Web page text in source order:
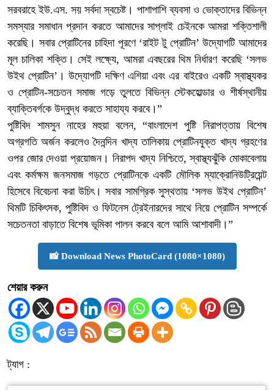
সরবরাহে ইউ.এস. সয় সর্বদা স্বচেষ্ট। পাশাপাশি ব্যবসা ও ভোক্তাদের বিভিন্ন
সমস্যার সমাধান প্রদান করতে আমাদের সাপ্লাই চেইনকে আমরা শক্তিশালী
করেছি। সবার প্রোটিনের চাহিদা পূরণে ‘রাইট টু প্রোটিন’ উদ্যোগটি আমাদের
মূল চালিকা শক্তি। সেই লক্ষ্যে, আমরা এবছরের থিম নির্ধারণ করেছি ‘সলভ
উইথ প্রোটিন’। উদ্যোগটি দক্ষিণ এশিয়া এবং এর বাইরেও একটি স্বাস্থ্যকর
ও প্রোটিন-সচেতন সমাজ গড়ে তুলতে বিভিন্ন স্টেকহোল্ডার ও শীর্ষস্থানীয়
ব্যাক্তিবর্গকে উদ্বুদ্ধ করতে সাহায্য করবে।”
পুষ্টিবিদ শামসুন নাহের মহুয়া বলেন, “বাংলাদেশ পুষ্টি নিরাপত্তায় বিশেষ
অগ্রগতি অর্জন করলেও দৈনন্দিন খাদ্য তালিকায় প্রোটিনযুক্ত খাদ্য গ্রহণের
ওপর জোর দেওয়া প্রয়োজন। নিরাপদ খাদ্য নিশ্চিতে, স্বাস্থ্যঝুঁকি মোকাবেলায়
এবং কর্মক্ষম জনসমাজ গড়তে প্রোটিনকে একটি মৌলিক ম্যাক্রোনিউট্রিয়েন্ট
হিসেবে বিবেচনা করা উচিৎ। সবার সামগ্রিক সুস্থতায় ‘সলভ উইথ প্রোটিন’
থিমটি চিকিৎসক, পুষ্টিবিদ ও ফিটনেস ট্রেইনারদের সাথে নিয়ে প্রোটিন সম্পর্কে
সচেতনতা বাড়াতে বিশেষ ভূমিকা পালন করবে বলে আমি আশাবাদী।”
📸 Download News PhotoCard (1080×1080)
শেয়ার করুন
ট্যাগ :